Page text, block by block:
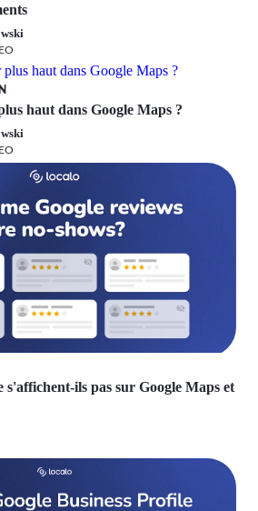
haut dans Google Maps ?
s'affichent-ils pas sur Google Maps et